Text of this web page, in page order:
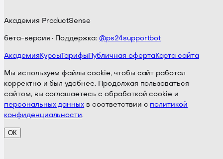
Академия ProductSense
бета-версия · Поддержка: @ps24supportbot
Академия КурсыТарифы Публичная офертаКарта сайта
Мы используем файлы cookie, чтобы сайт работал
корректно и был удобнее. Продолжая пользоваться
сайтом, вы соглашаетесь с обработкой cookie и
персональных данных в соответствии с политикой
конфиденциальности.
ОК